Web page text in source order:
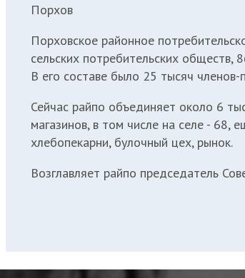
Порхов
Порховское районное
сельских потребительских обществ,
В его составе было 25 тысяч членов-
Сейчас райпо объединяет около 6
магазинов, в том числе на селе - 68,
хлебопекарни, булочный цех, рынок.
Возглавляет райпо председатель